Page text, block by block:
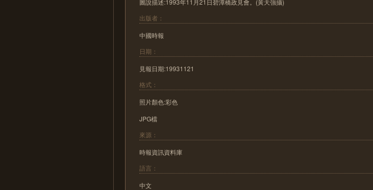
出版者：
中國時報
日期：
見報日期:19931121
格式：
照片顏色:彩色
JPG檔
來源：
時報資訊資料庫
語言：
中文